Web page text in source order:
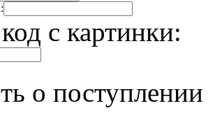
с картинки:
о поступлении